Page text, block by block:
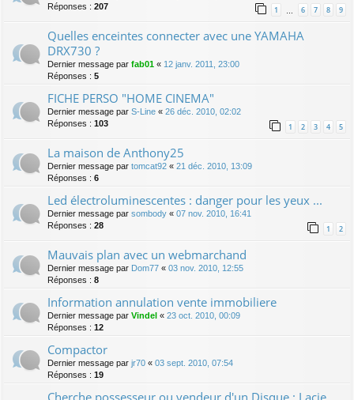
Réponses : 207 1 6 7 8 9
Quelles enceintes connecter avec une YAMAHA
DRX730 ?
Dernier message par fab01 « 12 janv. 2011, 23:00
Réponses : 5
FICHE PERSO "HOME CINEMA"
Dernier message par S-Line « 26 déc. 2010, 02:02
Réponses : 103 1 2 3 4 5
La maison de Anthony25
Dernier message par tomcat92 « 21 déc. 2010, 13:09
Réponses : 6
Led électroluminescentes : danger pour les yeux ...
Dernier message par sombody « 07 nov. 2010, 16:41
Réponses : 28 1 2
Mauvais plan avec un webmarchand
Dernier message par Dom77 « 03 nov. 2010, 12:55
Réponses : 8
Information annulation vente immobiliere
Dernier message par Vindel « 23 oct. 2010, 00:09
Réponses : 12
Compactor
Dernier message par jr70 « 03 sept. 2010, 07:54
Réponses : 19